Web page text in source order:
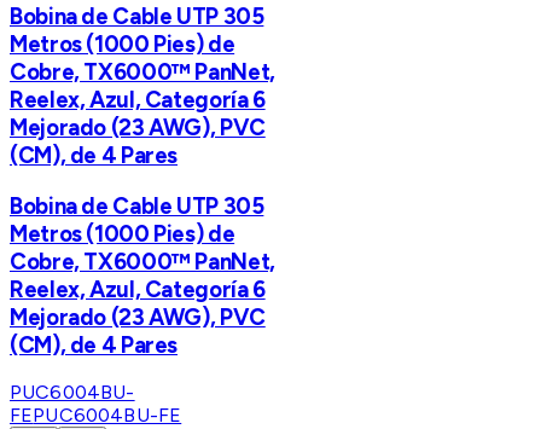
Bobina de Cable UTP 305
Metros (1000 Pies) de
Cobre, TX6000™ PanNet,
Reelex, Azul, Categoría 6
Mejorado (23 AWG), PVC
(CM), de 4 Pares
Bobina de Cable UTP 305
Metros (1000 Pies) de
Cobre, TX6000™ PanNet,
Reelex, Azul, Categoría 6
Mejorado (23 AWG), PVC
(CM), de 4 Pares
PUC6004BU-
FEPUC6004BU-FE